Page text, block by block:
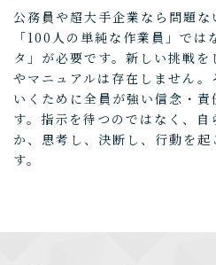
公務員や超大手企業なら問題
「100人の単純な作業員」で
タ」が必要です。新しい挑戦
やマニュアルは存在しません
いくために全員が強い信念・
す。指示を待つのではなく、自
か、思考し、決断し、行動を
す。